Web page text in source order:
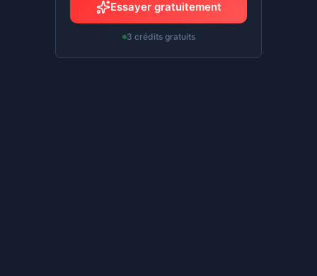
Essayer gratuitement
3 crédits gratuits